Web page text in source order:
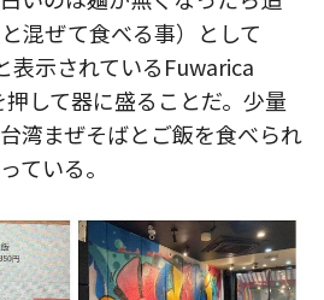
混ぜて食べる事）として
表示されているFuwarica
して器に盛ることだ。少量
湾まぜそばとご飯を食べられ
ている。